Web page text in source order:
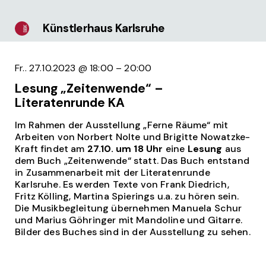
Künstlerhaus Karlsruhe
Fr.. 27.10.2023 @ 18:00 –20:00
Lesung „Zeitenwende“ –
Literatenrunde KA
Im Rahmen der Ausstellung „Ferne Räume“ mit
Arbeiten von Norbert Nolte und Brigitte Nowatzke-
Kraft findet am 27.10. um 18 Uhr eine Lesung aus
dem Buch „Zeitenwende“ statt. Das Buch entstand
in Zusammenarbeit mit der Literatenrunde
Karlsruhe. Es werden Texte von Frank Diedrich,
Fritz Kölling, Martina Spierings u.a. zu hören sein.
Die Musikbegleitung übernehmen Manuela Schur
und Marius Göhringer mit Mandoline und Gitarre.
Bilder des Buches sind in der Ausstellung zu sehen.